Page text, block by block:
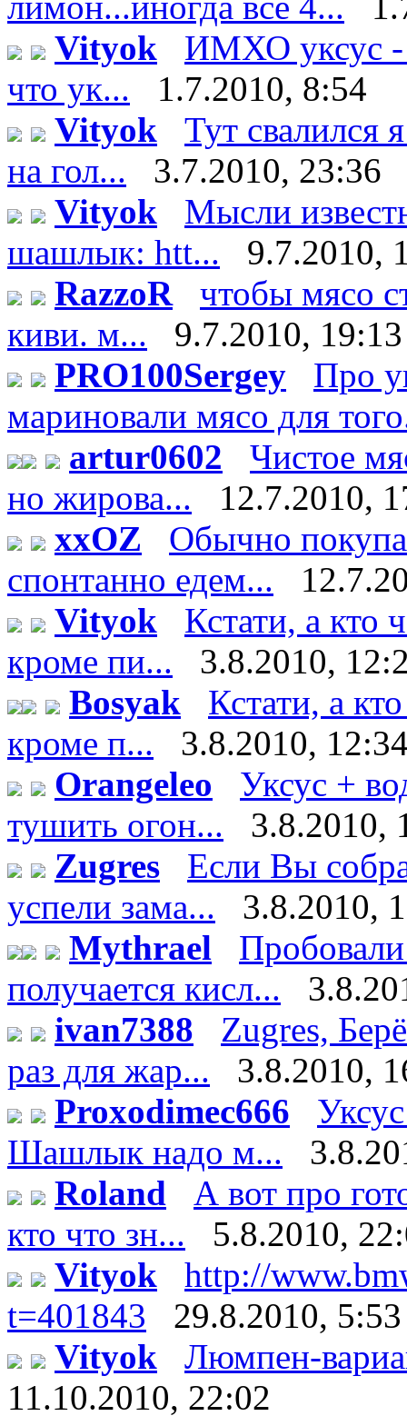
Vityok
ИМХО уксус -
что ук...
1.7.2010, 8:54
Vityok
Тут свалился
на гол...
3.7.2010, 23:36
Vityok
Мысли
шашлык: htt...
9.7.2010,
RazzoR
чтобы мясо
киви. м...
9.7.2010, 19:13
PRO100Sergey
Про
мариновали мясо для
artur0602
Чистое
но жирова...
12.7.2010,
xxOZ
Обычно
спонтанно едем...
Vityok
Кстати, а кто
кроме пи...
3.8.2010,
Bosyak
Кстати, а
кроме п...
3.8.2010,
Orangeleo
Уксус +
тушить огон...
3.8.2010,
Zugres
Если Вы
успели зама...
3.8.2010,
Mythrael
получается кисл...
ivan7388
Zugres,
раз для жар...
3.8.2010,
Proxodimec666
Шашлык надо м...
Roland
А вот про
кто что зн...
5.8.2010,
Vityok
http://
t=401843
29.8.2010, 5:53
Vityok
Люмпен-
11.10.2010, 22:02